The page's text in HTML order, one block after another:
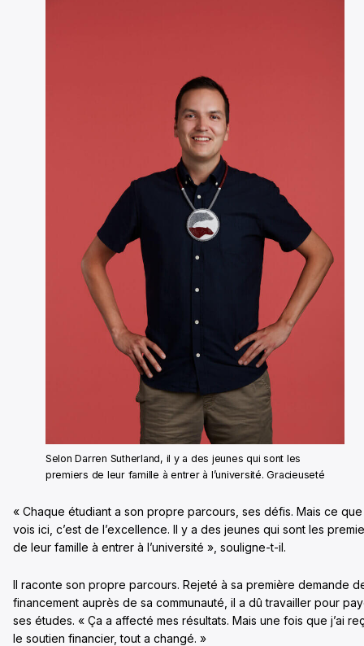
Selon Darren Sutherland, il y a des jeunes qui sont les
premiers de leur famille à entrer à l’université. Gracieuseté
« Chaque étudiant a son propre parcours, ses défis. Mais ce
vois ici, c’est de l’excellence. Il y a des jeunes qui sont les
de leur famille à entrer à l’université », souligne-t-il.
Il raconte son propre parcours. Rejeté à sa première demande
financement auprès de sa communauté, il a dû travailler pour
ses études. « Ça a affecté mes résultats. Mais une fois que j’ai
le soutien financier, tout a changé. »